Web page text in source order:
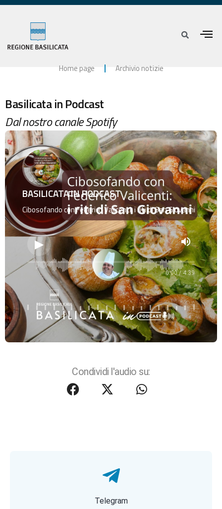
Home page Archivio notizie
Basilicata in Podcast
Dal nostro canale Spotify
BASILICATA IN PODCAST
Cibosofando con Federico Valicenti: i riti di San Giovanni
volume_up
0:00 / 4:39
Condividi l'audio su:
Telegram